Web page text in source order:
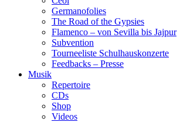
Germanofolies
The Road of the Gypsies
Flamenco – von Sevilla bis Jajpur
Subvention
Tourneeliste Schulhauskonzerte
Feedbacks – Presse
Musik
Repertoire
CDs
Shop
Videos